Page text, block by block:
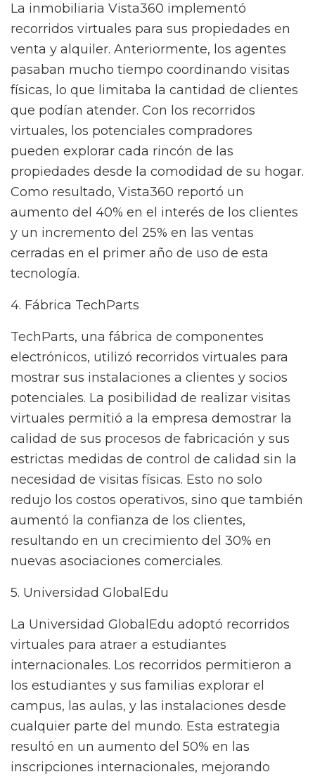
La inmobiliaria Vista360 implementó
recorridos virtuales para sus propiedades en
venta y alquiler. Anteriormente, los agentes
pasaban mucho tiempo coordinando visitas
físicas, lo que limitaba la cantidad de clientes
que podían atender. Con los recorridos
virtuales, los potenciales compradores
pueden explorar cada rincón de las
propiedades desde la comodidad de su hogar.
Como resultado, Vista360 reportó un
aumento del 40% en el interés de los clientes
y un incremento del 25% en las ventas
cerradas en el primer año de uso de esta
tecnología.
4. Fábrica TechParts
TechParts, una fábrica de componentes
electrónicos, utilizó recorridos virtuales para
mostrar sus instalaciones a clientes y socios
potenciales. La posibilidad de realizar visitas
virtuales permitió a la empresa demostrar la
calidad de sus procesos de fabricación y sus
estrictas medidas de control de calidad sin la
necesidad de visitas físicas. Esto no solo
redujo los costos operativos, sino que también
aumentó la confianza de los clientes,
resultando en un crecimiento del 30% en
nuevas asociaciones comerciales.
5. Universidad GlobalEdu
La Universidad GlobalEdu adoptó recorridos
virtuales para atraer a estudiantes
internacionales. Los recorridos permitieron a
los estudiantes y sus familias explorar el
campus, las aulas, y las instalaciones desde
cualquier parte del mundo. Esta estrategia
resultó en un aumento del 50% en las
inscripciones internacionales, mejorando